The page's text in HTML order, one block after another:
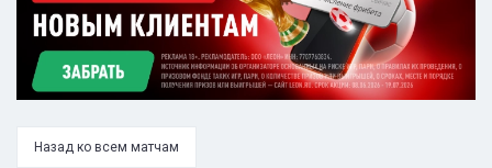
Назад ко всем матчам